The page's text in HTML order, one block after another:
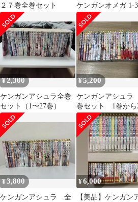
２７巻全巻セット
ケンガンオメガ 1-
セット
¥2,300
ケンガンアシュラ全巻
セット（1〜27巻）
¥5,200
ケンガンアシュ
巻セット 1巻から
¥3,800
ケンガンアシュラ 全
¥6,000
【美品】ケンガン